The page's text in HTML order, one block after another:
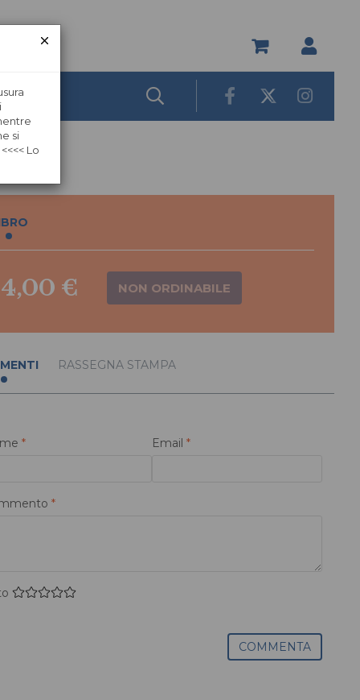
€ NON ORDINABILE
RASSEGNA STAMPA
* Email*
*
COMMENTA
si
Lo